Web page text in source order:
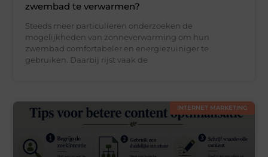
zwembad te verwarmen?
Steeds meer particulieren onderzoeken de
mogelijkheden van zonneverwarming om hun
zwembad comfortabeler en energiezuiniger te
gebruiken. Daarbij rijst vaak de
INTERNET MARKETING